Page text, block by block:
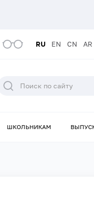
RU EN CN AR
ШКОЛЬНИКАМ